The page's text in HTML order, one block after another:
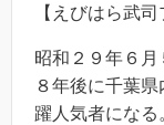
【えびはら武司
昭和２９年６月
８年後に千葉
躍人気者になる